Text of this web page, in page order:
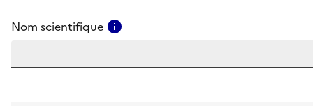
Nom scientifique